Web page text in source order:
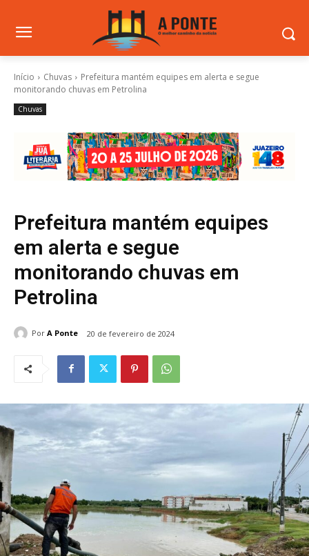
Início Chuvas
Prefeitura mantém equipes em alerta e segue
monitorando chuvas em Petrolina
Chuvas
Prefeitura mantém equipes
em alerta e segue
monitorando chuvas em
Petrolina
Por A Ponte 20 de fevereiro de 2024